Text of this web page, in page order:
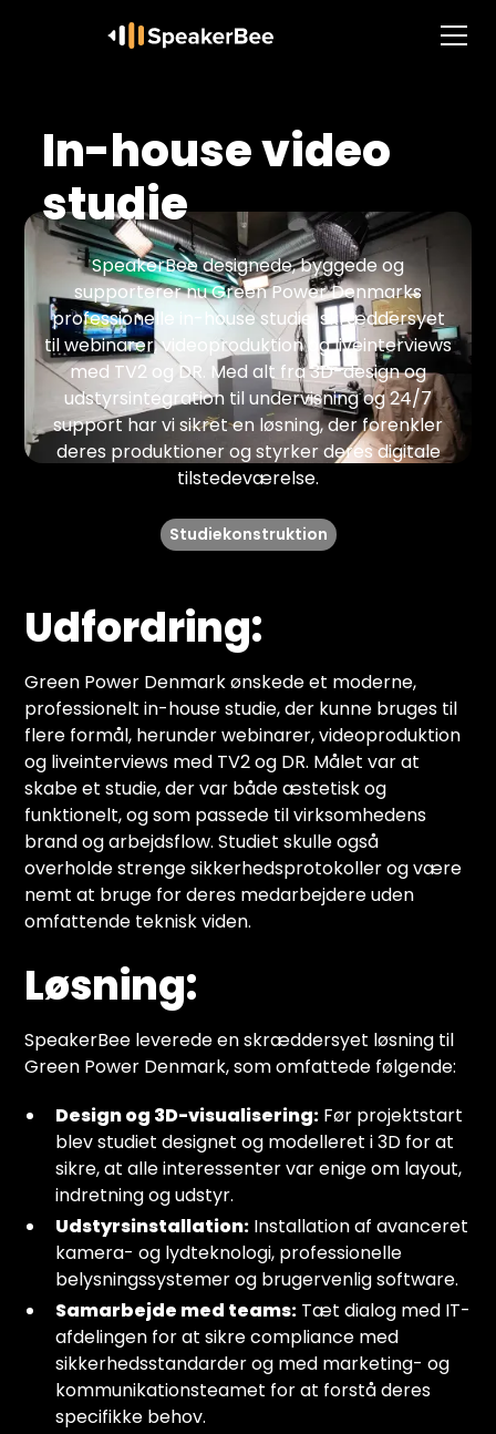
In-house video
studie
SpeakerBee designede, byggede og
supporterer nu Green Power Denmarks
professionelle in-house studie, skræddersyet
til webinarer, videoproduktion og liveinterviews
med TV2 og DR. Med alt fra 3D-design og
udstyrsintegration til undervisning og 24/7
support har vi sikret en løsning, der forenkler
deres produktioner og styrker deres digitale
tilstedeværelse.
Studiekonstruktion
Udfordring:
Green Power Denmark ønskede et moderne,
professionelt in-house studie, der kunne bruges til
flere formål, herunder webinarer, videoproduktion
og liveinterviews med TV2 og DR. Målet var at
skabe et studie, der var både æstetisk og
funktionelt, og som passede til virksomhedens
brand og arbejdsflow. Studiet skulle også
overholde strenge sikkerhedsprotokoller og være
nemt at bruge for deres medarbejdere uden
omfattende teknisk viden.
Løsning:
SpeakerBee leverede en skræddersyet løsning til
Green Power Denmark, som omfattede følgende:
Design og 3D-visualisering: Før projektstart
blev studiet designet og modelleret i 3D for at
sikre, at alle interessenter var enige om layout,
indretning og udstyr.
Udstyrsinstallation: Installation af avanceret
kamera- og lydteknologi, professionelle
belysningssystemer og brugervenlig software.
Samarbejde med teams: Tæt dialog med IT-
afdelingen for at sikre compliance med
sikkerhedsstandarder og med marketing- og
kommunikationsteamet for at forstå deres
specifikke behov.